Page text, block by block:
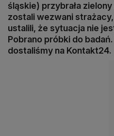
śląskie) przybrała
zostali wezwani
ustalili, że sytuacja nie
Pobrano próbki do
dostaliśmy na Kontakt24.